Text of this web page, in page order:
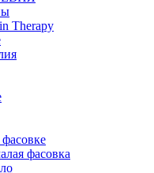
Therapy
фасовка